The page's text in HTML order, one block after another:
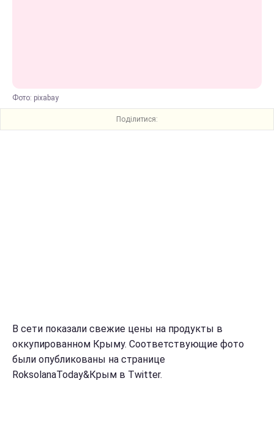
Фото: pixabay
Поділитися:
В сети показали свежие цены на продукты в
оккупированном Крыму. Соответствующие фото
были опубликованы на странице
RoksolanaToday&Крым в Twitter.